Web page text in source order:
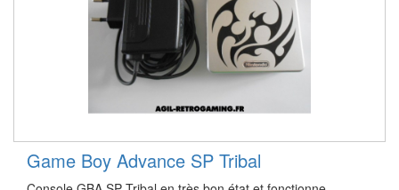
Game Boy Advance SP Tribal